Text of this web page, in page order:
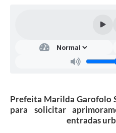
Prefeita Marilda Garofolo
para solicitar
entradas